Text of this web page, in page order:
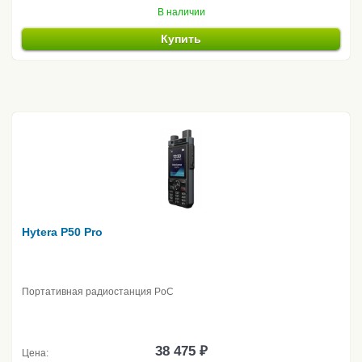
В наличии
Купить
Hytera P50 Pro
Портативная радиостанция PoC
Цена: 38 475 ₽